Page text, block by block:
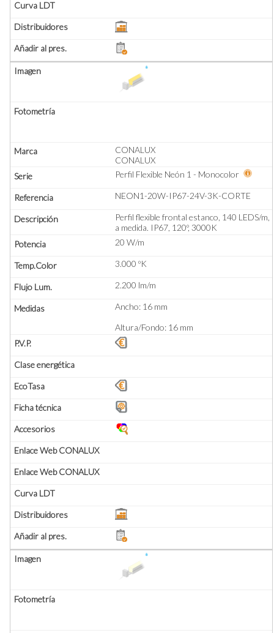
CONALUX
CONALUX
Perfil Flexible Neón 1 - Monocolor
NEON1-20W-IP67-24V-3K-CORTE
Perfil flexible frontal estanco, 140 LEDS/m,
a medida. IP67, 120º, 3000K
20 W/m
3.000 ºK
2.200 lm/m
Ancho: 16 mm
Altura/Fondo: 16 mm